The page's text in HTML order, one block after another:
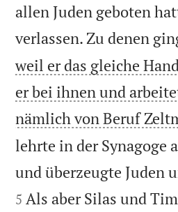
allen Juden geboten
verlassen. Zu denen
weil er das gleiche
er bei ihnen und
nämlich von Beruf
lehrte in der Synagoge
und überzeugte Juden
5 Als aber Silas und